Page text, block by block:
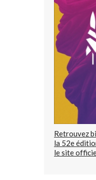
Retrouvez
la 52e
le site